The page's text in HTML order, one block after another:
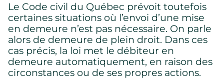
Le Code civil du Québec prévoit toutefois
certaines situations où l’envoi d’une mise
en demeure n’est pas nécessaire. On parle
alors de demeure de plein droit. Dans ces
cas précis, la loi met le débiteur en
demeure automatiquement, en raison des
circonstances ou de ses propres actions.